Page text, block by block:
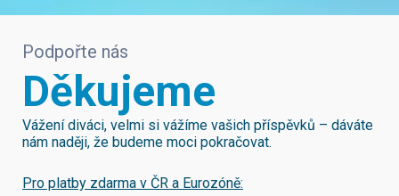
Podpořte nás
Děkujeme
Vážení diváci, velmi si vážíme vašich příspěvků – dáváte
nám naději, že budeme moci pokračovat.
Pro platby zdarma v ČR a Eurozóně: